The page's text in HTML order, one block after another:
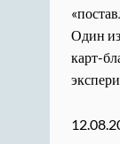
Один
карт-